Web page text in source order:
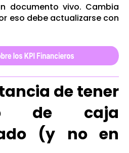
documento vivo. Cambia
eso debe actualizarse con
de tener
de caja
(y no en